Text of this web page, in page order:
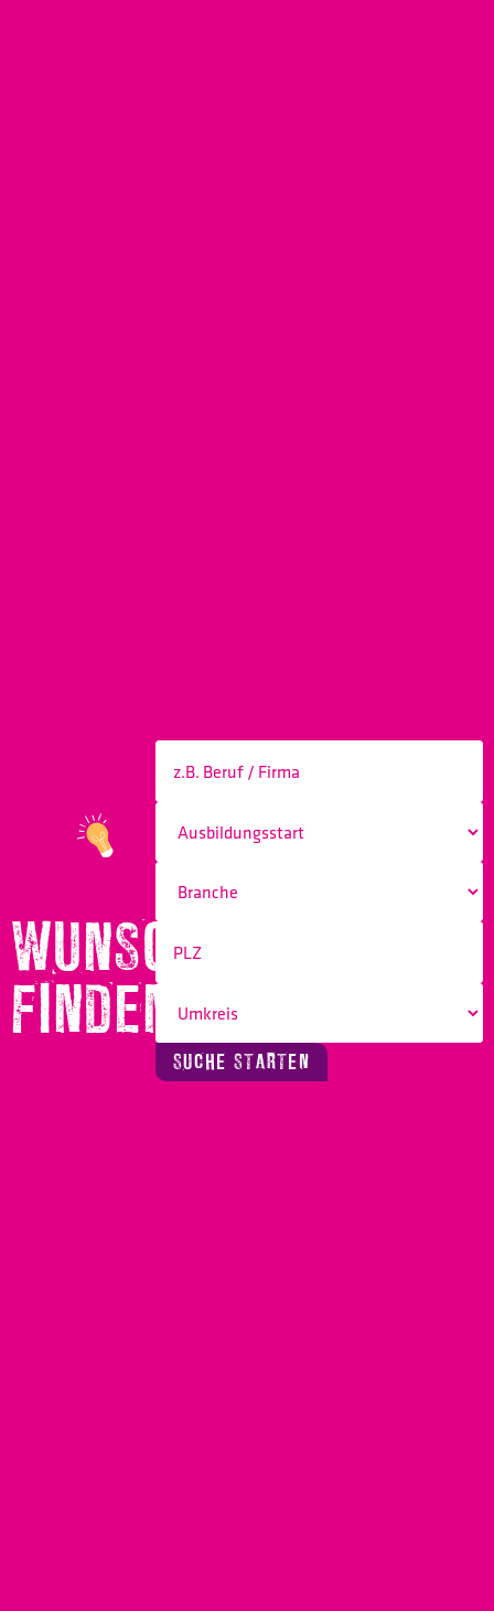
WUNSCHBERUF
FINDEN!
SUCHE STARTEN